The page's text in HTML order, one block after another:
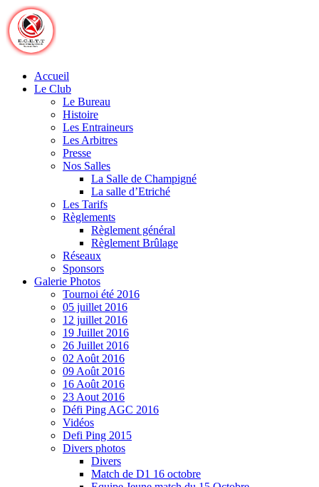
Skip
to
content
Accueil
Le Club
Le Bureau
Histoire
Les Entraineurs
Les Arbitres
Presse
Nos Salles
La Salle de Champigné
La salle d’Etriché
Les Tarifs
Règlements
Règlement général
Règlement Brûlage
Réseaux
Sponsors
Galerie Photos
Tournoi été 2016
05 juillet 2016
12 juillet 2016
19 Juillet 2016
26 Juillet 2016
02 Août 2016
09 Août 2016
16 Août 2016
23 Aout 2016
Défi Ping AGC 2016
Vidéos
Defi Ping 2015
Divers photos
Divers
Match de D1 16 octobre